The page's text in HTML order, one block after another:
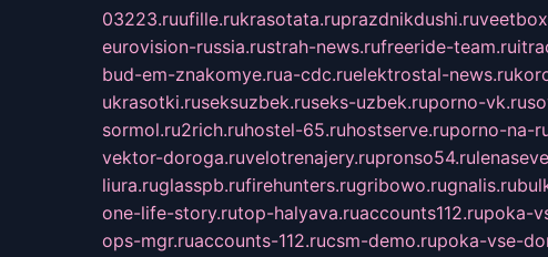
03223.ruufille.rukrasotata.ruprazdnikdushi.ru
eurovision-russia.rustrah-news.rufreeride-team.ru
bud-em-znakomye.rua-cdc.ruelektrostal-news.ru
ukrasotki.ruseksuzbek.ruseks-uzbek.ruporno-vk.ru
sormol.ru2rich.ruhostel-65.ruhostserve.ruporno-na-
vektor-doroga.ruvelotrenajery.rupronso54.ru
liura.ruglasspb.rufirehunters.rugribowo.rugnalis.ru
one-life-story.rutop-halyava.ruaccounts112.rupoka-
ops-mgr.ruaccounts-112.rucsm-demo.rupoka-vse-